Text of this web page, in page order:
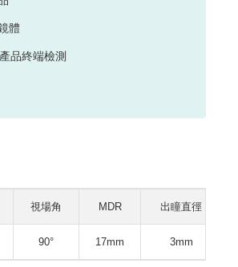
體
品終端檢測
視場角 MDR 出瞳直徑
90° 17mm 3mm